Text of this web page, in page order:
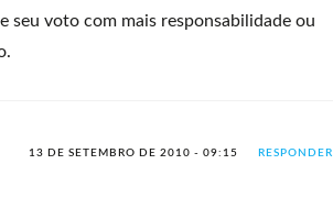
seu voto com mais responsabilidade ou
13 DE SETEMBRO DE 2010 - 09:15 RESPONDER